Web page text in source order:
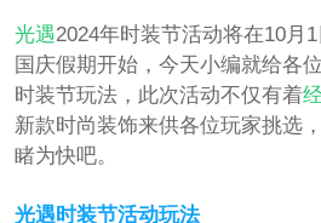
光遇2024年时装节活动将在10月
国庆假期开始，今天小编就给各
时装节玩法，此次活动不仅有着
新款时尚装饰来供各位玩家挑选
睹为快吧。
光遇时装节活动玩法